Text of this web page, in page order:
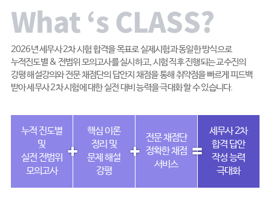
What ‘s CLASS?
2026년 세무사 2차 시험 합격을 목표로 실제시험과 동일한 방식으로
누적진도별 & 전범위 모의고사를 실시하고, 시험 직후 진행되는 교수진의
강평 해설강의와 전문 채점단의 답안지 채점을 통해 취약점을 빠르게 피드백
받아 세무사 2차 시험에 대한 실전 대비 능력을 극대화 할 수 있습니다.
누적 진도별
및
실전 전범위
모의고사
핵심 이론
정리 및
문제 해설
강평
전문 채점단
정확한 채점
서비스
세무사 2차
합격 답안
작성 능력
극대화